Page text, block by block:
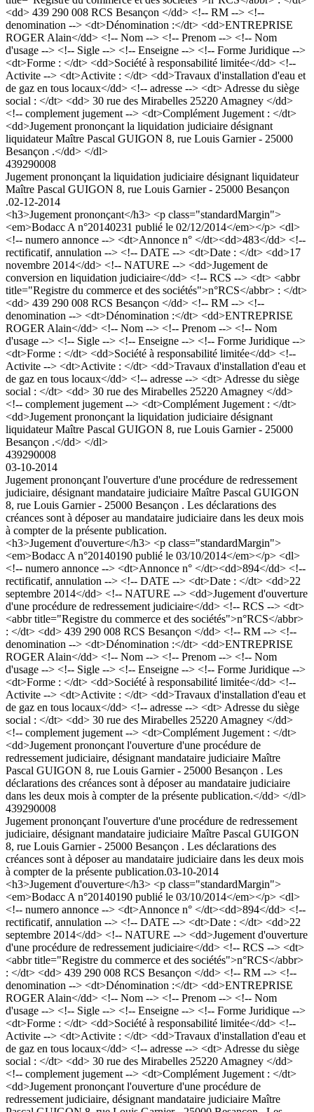
<dd> 439 290 008 RCS Besançon </dd> <!-- RM --> <!--
denomination --> <dt>Dénomination :</dt> <dd>ENTREPRISE
ROGER Alain</dd> <!-- Nom --> <!-- Prenom --> <!-- Nom
d'usage --> <!-- Sigle --> <!-- Enseigne --> <!-- Forme Juridique -->
<dt>Forme : </dt> <dd>Société à responsabilité limitée</dd> <!--
Activite --> <dt>Activite : </dt> <dd>Travaux d'installation d'eau et
de gaz en tous locaux</dd> <!-- adresse --> <dt> Adresse du siège
social : </dt> <dd> 30 rue des Mirabelles 25220 Amagney </dd>
<!-- complement jugement --> <dt>Complément Jugement : </dt>
<dd>Jugement prononçant la liquidation judiciaire désignant
liquidateur Maître Pascal GUIGON 8, rue Louis Garnier - 25000
Besançon .</dd> </dl>
439290008
Jugement prononçant la liquidation judiciaire désignant liquidateur
Maître Pascal GUIGON 8, rue Louis Garnier - 25000 Besançon
.02-12-2014
<h3>Jugement prononçant</h3> <p class="standardMargin">
<em>Bodacc A n°20140231 publié le 02/12/2014</em></p> <dl>
<!-- numero annonce --> <dt>Annonce n° </dt><dd>483</dd> <!--
rectificatif, annulation --> <!-- DATE --> <dt>Date : </dt> <dd>17
novembre 2014</dd> <!-- NATURE --> <dd>Jugement de
conversion en liquidation judiciaire</dd> <!-- RCS --> <dt> <abbr
title="Registre du commerce et des sociétés">n°RCS</abbr> : </dt>
<dd> 439 290 008 RCS Besançon </dd> <!-- RM --> <!--
denomination --> <dt>Dénomination :</dt> <dd>ENTREPRISE
ROGER Alain</dd> <!-- Nom --> <!-- Prenom --> <!-- Nom
d'usage --> <!-- Sigle --> <!-- Enseigne --> <!-- Forme Juridique -->
<dt>Forme : </dt> <dd>Société à responsabilité limitée</dd> <!--
Activite --> <dt>Activite : </dt> <dd>Travaux d'installation d'eau et
de gaz en tous locaux</dd> <!-- adresse --> <dt> Adresse du siège
social : </dt> <dd> 30 rue des Mirabelles 25220 Amagney </dd>
<!-- complement jugement --> <dt>Complément Jugement : </dt>
<dd>Jugement prononçant la liquidation judiciaire désignant
liquidateur Maître Pascal GUIGON 8, rue Louis Garnier - 25000
Besançon .</dd> </dl>
439290008
03-10-2014
Jugement prononçant l'ouverture d'une procédure de redressement
judiciaire, désignant mandataire judiciaire Maître Pascal GUIGON
8, rue Louis Garnier - 25000 Besançon . Les déclarations des
créances sont à déposer au mandataire judiciaire dans les deux mois
à compter de la présente publication.
<h3>Jugement d'ouverture</h3> <p class="standardMargin">
<em>Bodacc A n°20140190 publié le 03/10/2014</em></p> <dl>
<!-- numero annonce --> <dt>Annonce n° </dt><dd>894</dd> <!--
rectificatif, annulation --> <!-- DATE --> <dt>Date : </dt> <dd>22
septembre 2014</dd> <!-- NATURE --> <dd>Jugement d'ouverture
d'une procédure de redressement judiciaire</dd> <!-- RCS --> <dt>
<abbr title="Registre du commerce et des sociétés">n°RCS</abbr>
: </dt> <dd> 439 290 008 RCS Besançon </dd> <!-- RM --> <!--
denomination --> <dt>Dénomination :</dt> <dd>ENTREPRISE
ROGER Alain</dd> <!-- Nom --> <!-- Prenom --> <!-- Nom
d'usage --> <!-- Sigle --> <!-- Enseigne --> <!-- Forme Juridique -->
<dt>Forme : </dt> <dd>Société à responsabilité limitée</dd> <!--
Activite --> <dt>Activite : </dt> <dd>Travaux d'installation d'eau et
de gaz en tous locaux</dd> <!-- adresse --> <dt> Adresse du siège
social : </dt> <dd> 30 rue des Mirabelles 25220 Amagney </dd>
<!-- complement jugement --> <dt>Complément Jugement : </dt>
<dd>Jugement prononçant l'ouverture d'une procédure de
redressement judiciaire, désignant mandataire judiciaire Maître
Pascal GUIGON 8, rue Louis Garnier - 25000 Besançon . Les
déclarations des créances sont à déposer au mandataire judiciaire
dans les deux mois à compter de la présente publication.</dd> </dl>
439290008
Jugement prononçant l'ouverture d'une procédure de redressement
judiciaire, désignant mandataire judiciaire Maître Pascal GUIGON
8, rue Louis Garnier - 25000 Besançon . Les déclarations des
créances sont à déposer au mandataire judiciaire dans les deux mois
à compter de la présente publication.03-10-2014
<h3>Jugement d'ouverture</h3> <p class="standardMargin">
<em>Bodacc A n°20140190 publié le 03/10/2014</em></p> <dl>
<!-- numero annonce --> <dt>Annonce n° </dt><dd>894</dd> <!--
rectificatif, annulation --> <!-- DATE --> <dt>Date : </dt> <dd>22
septembre 2014</dd> <!-- NATURE --> <dd>Jugement d'ouverture
d'une procédure de redressement judiciaire</dd> <!-- RCS --> <dt>
<abbr title="Registre du commerce et des sociétés">n°RCS</abbr>
: </dt> <dd> 439 290 008 RCS Besançon </dd> <!-- RM --> <!--
denomination --> <dt>Dénomination :</dt> <dd>ENTREPRISE
ROGER Alain</dd> <!-- Nom --> <!-- Prenom --> <!-- Nom
d'usage --> <!-- Sigle --> <!-- Enseigne --> <!-- Forme Juridique -->
<dt>Forme : </dt> <dd>Société à responsabilité limitée</dd> <!--
Activite --> <dt>Activite : </dt> <dd>Travaux d'installation d'eau et
de gaz en tous locaux</dd> <!-- adresse --> <dt> Adresse du siège
social : </dt> <dd> 30 rue des Mirabelles 25220 Amagney </dd>
<!-- complement jugement --> <dt>Complément Jugement : </dt>
<dd>Jugement prononçant l'ouverture d'une procédure de
redressement judiciaire, désignant mandataire judiciaire Maître